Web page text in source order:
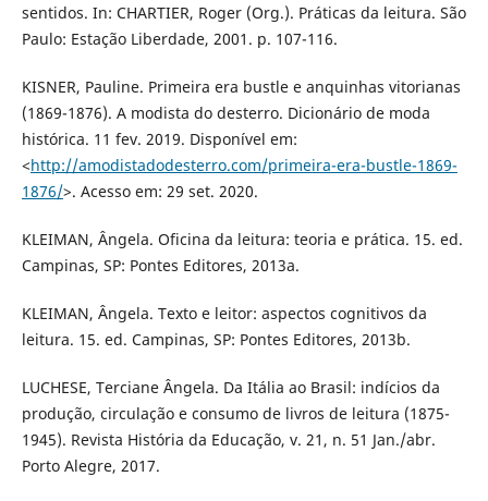
sentidos. In: CHARTIER, Roger (Org.). Práticas da leitura. São
Paulo: Estação Liberdade, 2001. p. 107-116.
KISNER, Pauline. Primeira era bustle e anquinhas vitorianas
(1869-1876). A modista do desterro. Dicionário de moda
histórica. 11 fev. 2019. Disponível em:
<http://amodistadodesterro.com/primeira-era-bustle-1869-
1876/>. Acesso em: 29 set. 2020.
KLEIMAN, Ângela. Oficina da leitura: teoria e prática. 15. ed.
Campinas, SP: Pontes Editores, 2013a.
KLEIMAN, Ângela. Texto e leitor: aspectos cognitivos da
leitura. 15. ed. Campinas, SP: Pontes Editores, 2013b.
LUCHESE, Terciane Ângela. Da Itália ao Brasil: indícios da
produção, circulação e consumo de livros de leitura (1875-
1945). Revista História da Educação, v. 21, n. 51 Jan./abr.
Porto Alegre, 2017.